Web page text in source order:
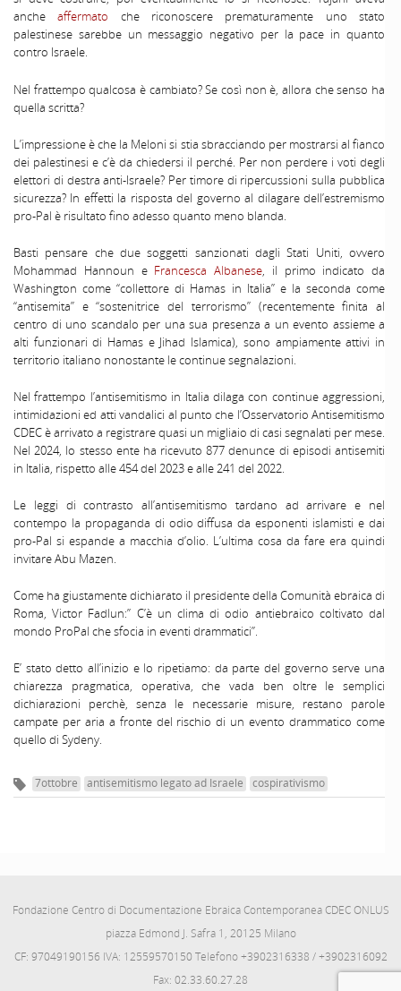
ancheaffermato che riconoscere prematuramente uno stato
palestinese sarebbe un messaggio negativo per la pace in quanto
contro Israele.
Nel frattempo qualcosa è cambiato? Se così non è, allora che senso ha
quella scritta?
L’impressione è che la Meloni si stia sbracciando per mostrarsi al fianco
dei palestinesi e c’è da chiedersi il perché. Per non perdere i voti degli
elettori di destra anti-Israele? Per timore di ripercussioni sulla pubblica
sicurezza? In effetti la risposta del governo al dilagare dell’estremismo
pro-Pal è risultato fino adesso quanto meno blanda.
Basti pensare che due soggetti sanzionati dagli Stati Uniti, ovvero
Mohammad Hannoun e Francesca Albanese, il primo indicato da
Washington come “collettore di Hamas in Italia” e la seconda come
“antisemita” e “sostenitrice del terrorismo” (recentemente finita al
centro di uno scandalo per una sua presenza a un evento assieme a
alti funzionari di Hamas e Jihad Islamica), sono ampiamente attivi in
territorio italiano nonostante le continue segnalazioni.
Nel frattempo l’antisemitismo in Italia dilaga con continue aggressioni,
intimidazioni ed atti vandalici al punto che l’Osservatorio Antisemitismo
CDEC è arrivato a registrare quasi un migliaio di casi segnalati per mese.
Nel 2024, lo stesso ente ha ricevuto 877 denunce di episodi antisemiti
in Italia, rispetto alle 454 del 2023 e alle 241 del 2022.
Le leggi di contrasto all’antisemitismo tardano ad arrivare e nel
contempo la propaganda di odio diffusa da esponenti islamisti e dai
pro-Pal si espande a macchia d’olio. L’ultima cosa da fare era quindi
invitare Abu Mazen.
Come ha giustamente dichiarato il presidente della Comunità ebraica di
Roma, Victor Fadlun:” C’è un clima di odio antiebraico coltivato dal
mondo ProPal che sfocia in eventi drammatici”.
E’ stato detto all’inizio e lo ripetiamo: da parte del governo serve una
chiarezza pragmatica, operativa, che vada ben oltre le semplici
dichiarazioni perchè, senza le necessarie misure, restano parole
campate per aria a fronte del rischio di un evento drammatico come
quello di Sydeny.
7ottobre antisemitismo legato ad Israele cospirativismo
Fondazione Centro di Documentazione Ebraica Contemporanea CDEC ONLUS
piazza Edmond J. Safra 1, 20125 Milano
CF: 97049190156 IVA: 12559570150 Telefono +3902316338 / +3902316092
Fax: 02.33.60.27.28